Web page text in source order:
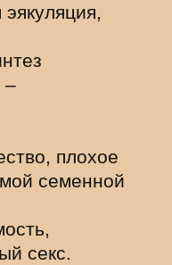
–
плохое
семенной
секс.